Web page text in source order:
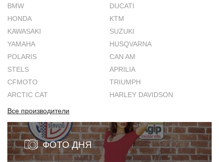
BMW
DUCATI
HONDA
KTM
KAWASAKI
SUZUKI
YAMAHA
HUSQVARNA
POLARIS
CAN AM
STELS
APRILIA
CFMOTO
TRIUMPH
ARCTIC CAT
HARLEY DAVIDSON
Все производители
ФОТО ДНЯ